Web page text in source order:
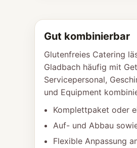
Gut kombinierbar
Glutenfreies Catering
Gladbach häufig mit
Servicepersonal,
und Equipment
Komplettpaket oder
Auf- und Abbau
Flexible Anpassung